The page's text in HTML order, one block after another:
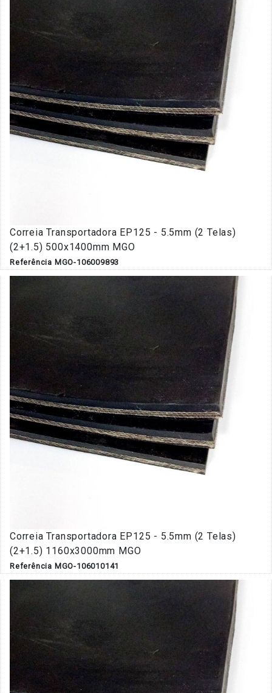
Correia Transportadora EP125 - 5.5mm (2 Telas)
(2+1.5) 500x1400mm MGO
Referência MGO-106009893
Correia Transportadora EP125 - 5.5mm (2 Telas)
(2+1.5) 1160x3000mm MGO
Referência MGO-106010141